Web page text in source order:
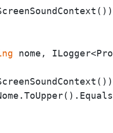
nome,